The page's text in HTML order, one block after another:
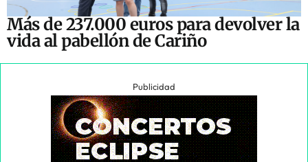
Más de 237.000 euros para devolver la
vida al pabellón de Cariño
Publicidad